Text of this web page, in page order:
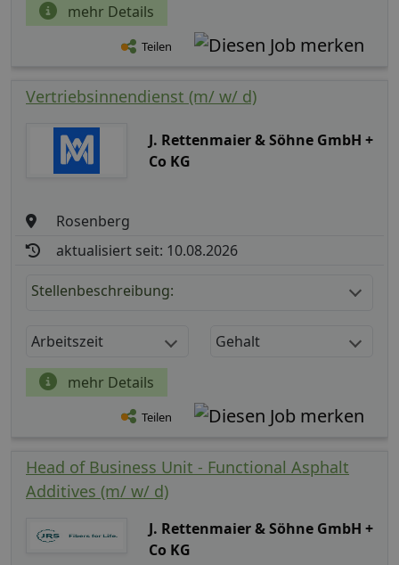
mehr Details
Teilen
Vertriebsinnendienst (m/ w/ d)
J. Rettenmaier & Söhne GmbH +
Co KG
Rosenberg
aktualisiert seit: 10.08.2026
Stellenbeschreibung:
Arbeitszeit Gehalt
mehr Details
Teilen
Head of Business Unit - Functional Asphalt
Additives (m/ w/ d)
J. Rettenmaier & Söhne GmbH +
Co KG